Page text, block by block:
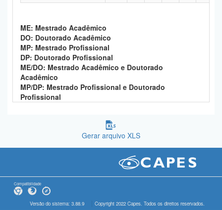
ME: Mestrado Acadêmico
DO: Doutorado Acadêmico
MP: Mestrado Profissional
DP: Doutorado Profissional
ME/DO: Mestrado Acadêmico e Doutorado
Acadêmico
MP/DP: Mestrado Profissional e Doutorado
Profissional
Gerar arquivo XLS
Compatibilidade
Versão do sistema: 3.88.9 Copyright 2022 Capes. Todos os direitos reservados.